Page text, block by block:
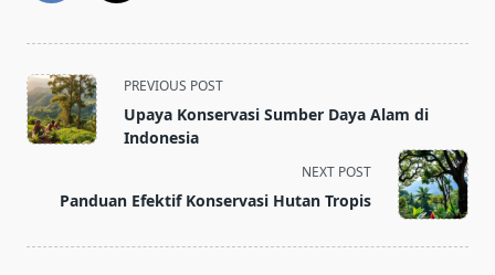
<span
class="nav-
subtitle
PREVIOUS POST
Upaya Konservasi Sumber Daya Alam di
Indonesia
NEXT POST
Panduan Efektif Konservasi Hutan Tropis